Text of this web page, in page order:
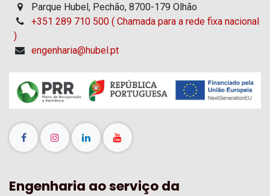
Parque Hubel, Pechão, 8700-179 Olhão
+351 289 710 500 ( Chamada para a rede fixa nacional
)
engenharia@hubel.pt
Engenharia ao serviço da